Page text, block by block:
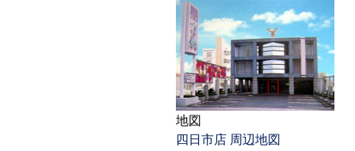
地図
四日市店 周辺地図